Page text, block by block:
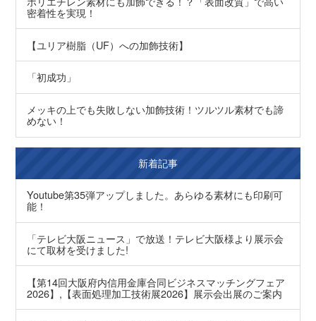
密着性を実現！
【ユリア樹脂（UF）への加飾技術】
「初成功」
メッキの上でも失敗しない加飾技術！ツルツル素材でも諦
めない！
新着記事
Youtube第35弾アップしました。あらゆる素材にも印刷可
能！
「テレビ大阪ニュース」で放送！テレビ大阪様より展示会
にて取材を受けました!
【第14回大阪府内信用金庫合同ビジネスマッチングフェア
2026】,【表面処理加工技術展2026】展示会出展のご案内